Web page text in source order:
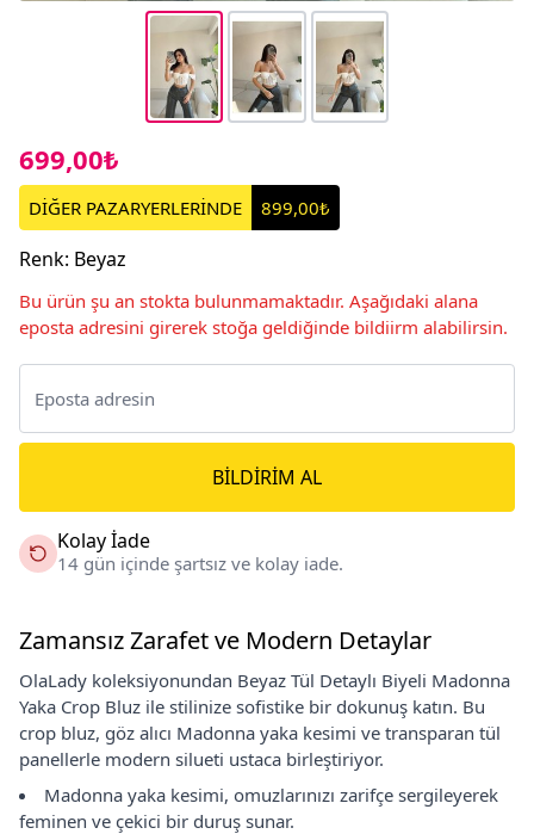
699,00₺
DİĞER PAZARYERLERİNDE 899,00₺
Renk: Beyaz
Bu ürün şu an stokta bulunmamaktadır. Aşağıdaki alana
eposta adresini girerek stoğa geldiğinde bildiirm alabilirsin.
BILDIRIM AL
Kolay İade
14 gün içinde şartsız ve kolay iade.
Zamansız Zarafet ve Modern Detaylar
OlaLady koleksiyonundan Beyaz Tül Detaylı Biyeli Madonna
Yaka Crop Bluz ile stilinize sofistike bir dokunuş katın. Bu
crop bluz, göz alıcı Madonna yaka kesimi ve transparan tül
panellerle modern silueti ustaca birleştiriyor.
Madonna yaka kesimi, omuzlarınızı zarifçe sergileyerek
feminen ve çekici bir duruş sunar.